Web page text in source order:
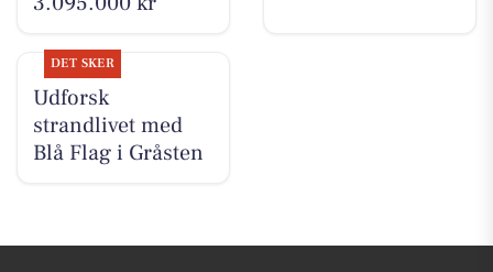
DET SKER
Udforsk
strandlivet med
Blå Flag i Gråsten